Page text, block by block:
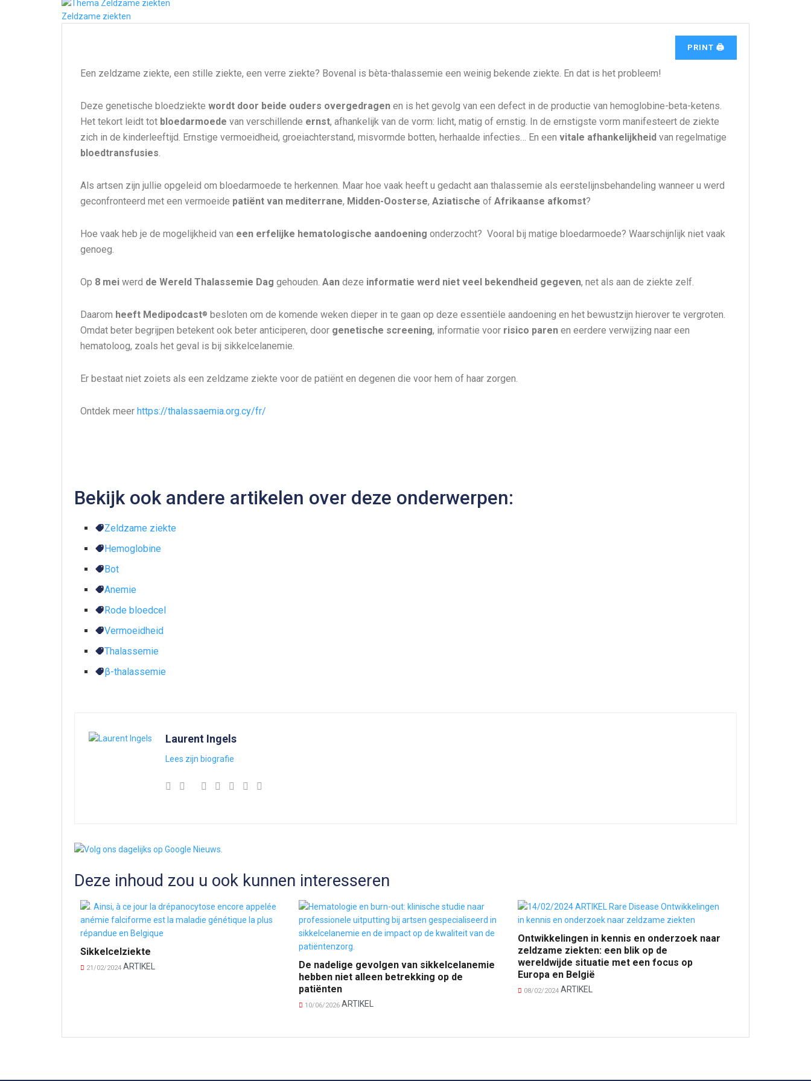
Zeldzame ziekten
PRINT 🖨
Een zeldzame ziekte, een stille ziekte, een verre ziekte? Bovenal is bèta-thalassemie een weinig bekende ziekte. En dat is het probleem!
Deze genetische bloedziekte wordt door beide ouders overgedragen en is het gevolg van een defect in de productie van hemoglobine-beta-ketens.
Het tekort leidt tot bloedarmoede van verschillende ernst, afhankelijk van de vorm: licht, matig of ernstig. In de ernstigste vorm manifesteert de ziekte
zich in de kinderleeftijd. Ernstige vermoeidheid, groeiachterstand, misvormde botten, herhaalde infecties… En een vitale afhankelijkheid van regelmatige
bloedtransfusies.
Als artsen zijn jullie opgeleid om bloedarmoede te herkennen. Maar hoe vaak heeft u gedacht aan thalassemie als eerstelijnsbehandeling wanneer u werd
geconfronteerd met een vermoeide patiënt van mediterrane, Midden-Oosterse, Aziatische of Afrikaanse afkomst?
Hoe vaak heb je de mogelijkheid van een erfelijke hematologische aandoening onderzocht? Vooral bij matige bloedarmoede? Waarschijnlijk niet vaak
genoeg.
Op 8 mei werd de Wereld Thalassemie Dag gehouden. Aan deze informatie werd niet veel bekendheid gegeven, net als aan de ziekte zelf.
Daarom heeft Medipodcast®
besloten om de komende weken dieper in te gaan op deze essentiële aandoening en het bewustzijn hierover te vergroten.
Omdat beter begrijpen betekent ook beter anticiperen, door genetische screening, informatie voor risico paren en eerdere verwijzing naar een
hematoloog, zoals het geval is bij sikkelcelanemie.
Er bestaat niet zoiets als een zeldzame ziekte voor de patiënt en degenen die voor hem of haar zorgen.
Ontdek meer https://thalassaemia.org.cy/fr/
Bekijk ook andere artikelen over deze onderwerpen:
Zeldzame ziekte
Hemoglobine
Bot
Anemie
Rode bloedcel
Vermoeidheid
Thalassemie
β-thalassemie
Laurent Ingels
Lees zijn biografie
Deze inhoud zou u ook kunnen interesseren
Sikkelcelziekte
21/02/2024 ARTIKEL
De nadelige gevolgen van sikkelcelanemie
hebben niet alleen betrekking op de
patiënten
10/06/2026ARTIKEL
Ontwikkelingen in kennis en onderzoek naar
zeldzame ziekten: een blik op de
wereldwijde situatie met een focus op
Europa en België
08/02/2024 ARTIKEL